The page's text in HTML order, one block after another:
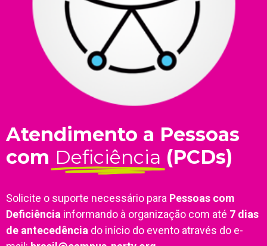
Atendimento a Pessoas
com Deficiência (PCDs)
Solicite o suporte necessário para Pessoas com
Deficiência informando à organização com até 7 dias
de antecedência do início do evento através do e-